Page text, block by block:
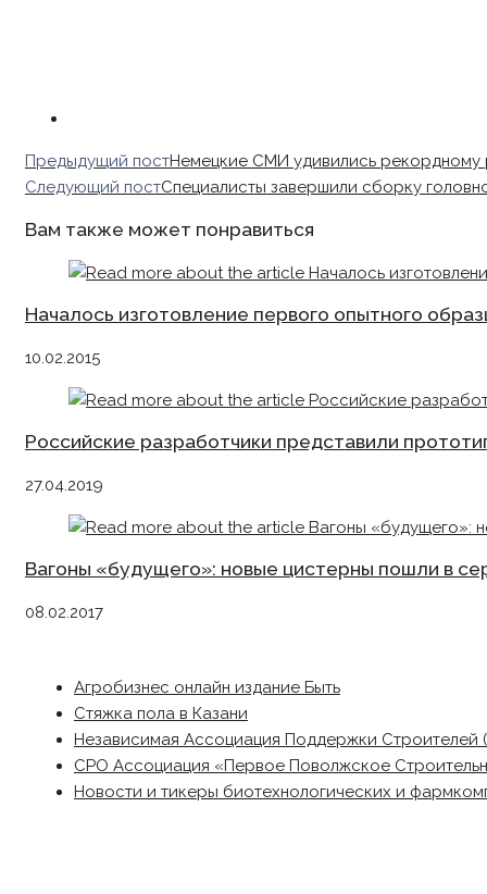
Read
more
Предыдущий постНемецкие СМИ удивились рекордному
Следующий постСпециалисты завершили сборку
Вам также может понравиться
Началось изготовление первого опытного
10.02.2015
Российские разработчики представили
27.04.2019
Вагоны «будущего»: новые цистерны пошли в
08.02.2017
Агробизнес онлайн издание Быть
Стяжка пола в Казани
Независимая Ассоциация Поддержки Строителей
СРО Ассоциация «Первое Поволжское
Новости и тикеры биотехнологических и